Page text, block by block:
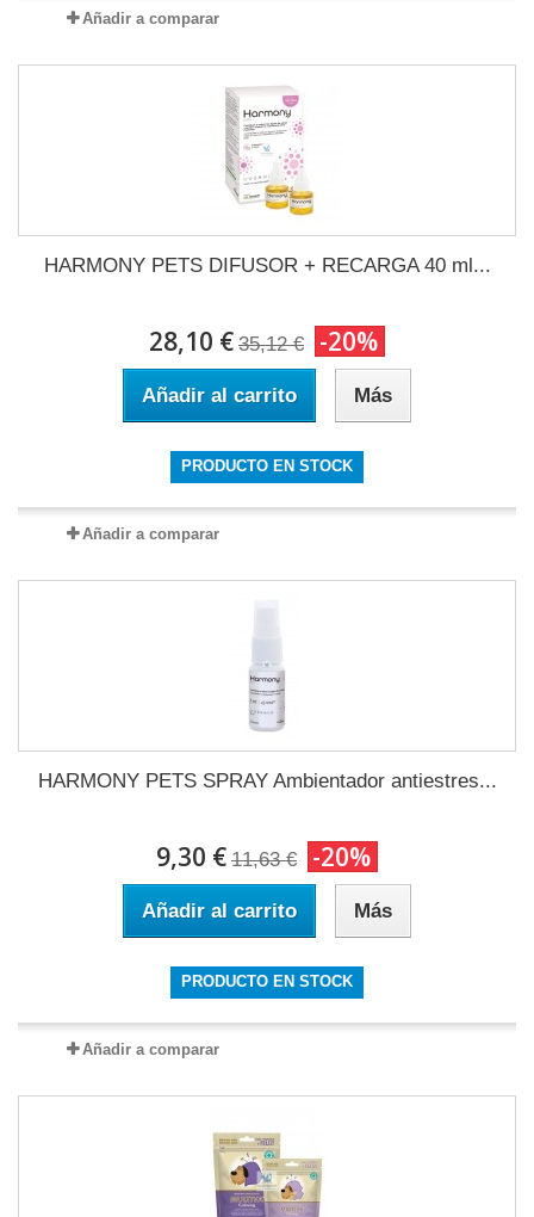
Añadir a comparar
HARMONY PETS DIFUSOR + RECARGA 40 ml...
28,10 € 35,12 € -20%
Añadir al carrito Más
PRODUCTO EN STOCK
Añadir a comparar
HARMONY PETS SPRAY Ambientador antiestres...
9,30 € 11,63 € -20%
Añadir al carrito Más
PRODUCTO EN STOCK
Añadir a comparar